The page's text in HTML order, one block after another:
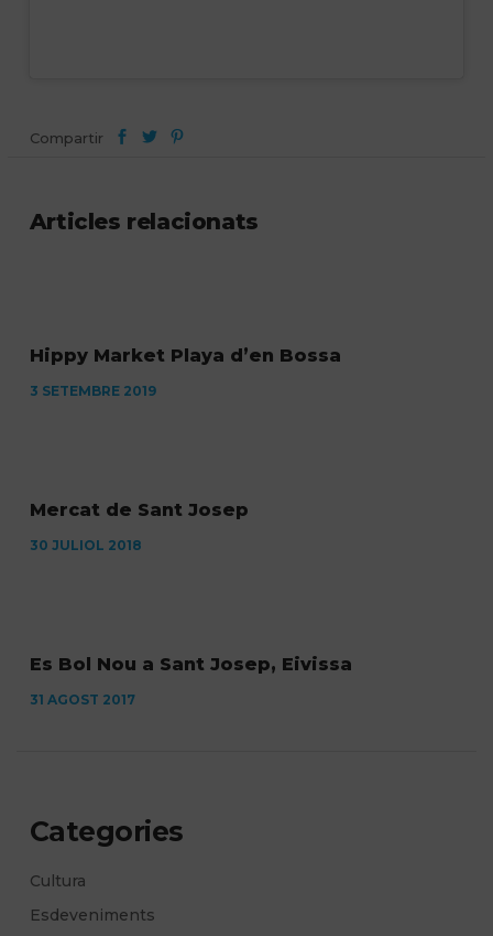
Compartir
Articles relacionats
Hippy Market Playa d’en Bossa
3 SETEMBRE 2019
Mercat de Sant Josep
30 JULIOL 2018
Es Bol Nou a Sant Josep, Eivissa
31 AGOST 2017
Categories
Cultura
Esdeveniments